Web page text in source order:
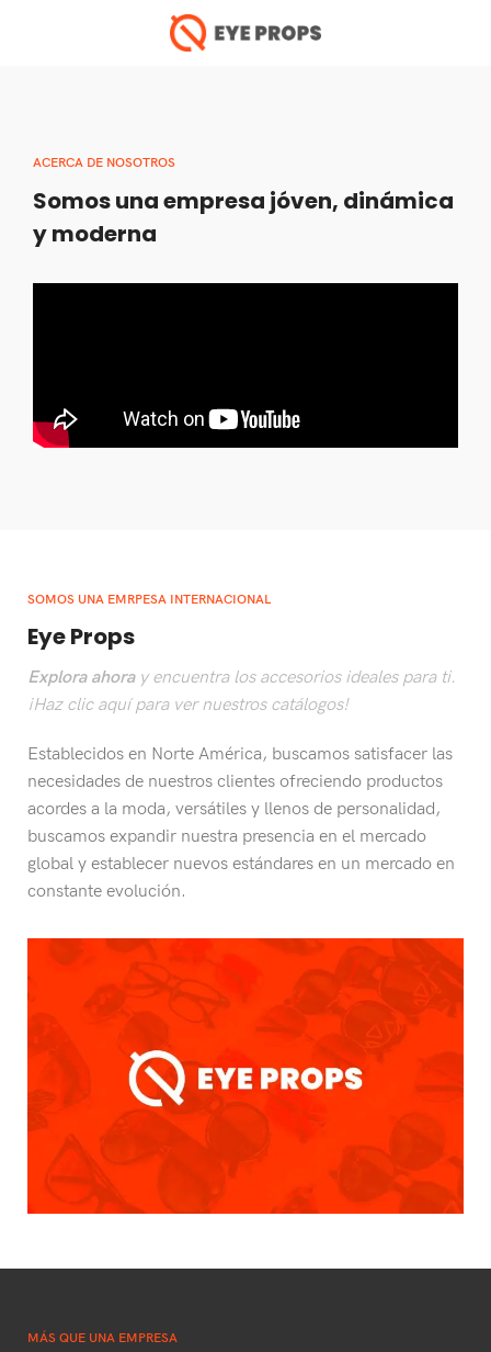
ACERCA DE NOSOTROS
Somos una empresa jóven, dinámica
y moderna
SOMOS UNA EMRPESA INTERNACIONAL
Eye Props
Explora ahoray encuentra los accesorios ideales para ti.
¡Haz clic aquí para ver nuestros catálogos!
Establecidos en Norte América, buscamos satisfacer las
necesidades de nuestros clientes ofreciendo productos
acordes a la moda, versátiles y llenos de personalidad,
buscamos expandir nuestra presencia en el mercado
global y establecer nuevos estándares en un mercado en
constante evolución.
MÁS QUE UNA EMPRESA